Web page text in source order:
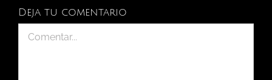
Deja tu comentario